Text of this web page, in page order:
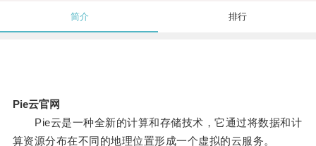
简介 排行
Pie云官网
Pie云是一种全新的计算和存储技术，它通过将数据和计
算资源分布在不同的地理位置形成一个虚拟的云服务。